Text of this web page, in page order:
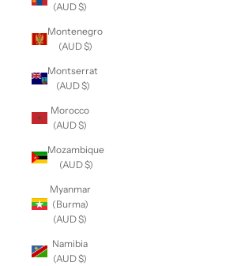
(AUD $)
Montenegro
(AUD $)
Montserrat
(AUD $)
Morocco
(AUD $)
Mozambique
(AUD $)
Myanmar
(Burma)
(AUD $)
Namibia
(AUD $)